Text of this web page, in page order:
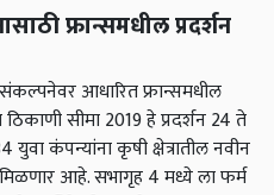
फ्रान्समधील प्रदर्शन
संकल्पनेवर आधारित फ्रान्समधील
ठिकाणी सीमा 2019 हे प्रदर्शन 24 ते
युवा कंपन्यांना कृषी क्षेत्रातील नवीन
मिळणार आहे. सभागृह 4 मध्ये ला फर्म